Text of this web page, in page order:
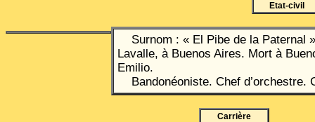
Etat-civil
Surnom : « El Pibe de la Paternal
Lavalle, à Buenos Aires. Mort à
Emilio.
Bandonéoniste. Chef d’orchestre.
Carrière